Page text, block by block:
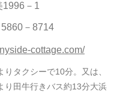
1996－1
－8714
cottage.com/
りタクシーで10分。又は、
り田牛行きバス約13分大浜